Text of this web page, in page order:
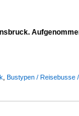
Bustypen / Reisebusse